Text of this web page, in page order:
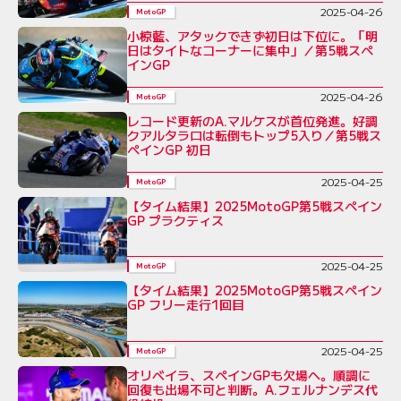
MotoGP 2025-04-26
小椋藍、アタックできず初日は下位に。「明
日はタイトなコーナーに集中」／第5戦スペ
インGP
MotoGP 2025-04-26
レコード更新のA.マルケスが首位発進。好調
クアルタラロは転倒もトップ5入り／第5戦ス
ペインGP 初日
MotoGP 2025-04-25
【タイム結果】2025MotoGP第5戦スペイン
GP プラクティス
MotoGP 2025-04-25
【タイム結果】2025MotoGP第5戦スペイン
GP フリー走行1回目
MotoGP 2025-04-25
オリベイラ、スペインGPも欠場へ。順調に
回復も出場不可と判断。A.フェルナンデス代